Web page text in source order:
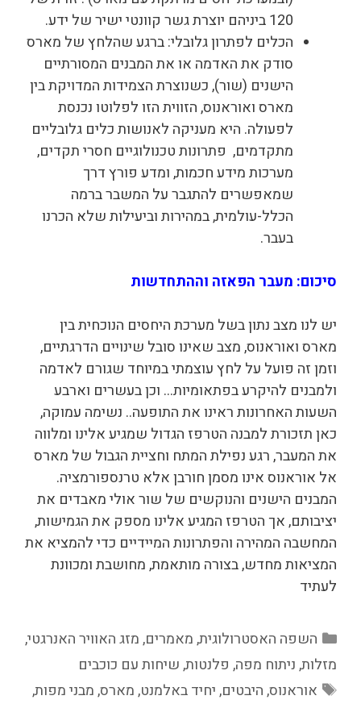
120 ביניהם יוצרת גשר קוונטי ישיר של ידע.
הכלים לפתרון גלובלי: ברגע שהלחץ של מארס
סודק את האדמה או את המבנים המסורתיים
הישנים (שור), כשנוצרת הצמידות המדויקת בין
מארס ואוראנוס, הזווית הזו לפלוטו נכנסת
לפעולה. היא מעניקה לאנושות כלים גלובליים
מתקדמים, פתרונות טכנולוגיים חסרי תקדים,
מערכות מידע חכמות, ומדע פורץ דרך
שמאפשרים להתגבר על המשבר ברמה
הכלל-עולמית, במהירות וביעילות שלא הכרנו
בעבר.
סיכום: מעבר הפאזה וההתחדשות
יש לנו מצב נתון בשל מערכת היחסים הנוכחית בין
מארס ואוראנוס, מצב שאינו סובל שינויים הדרגתיים,
וזמן זה פועל על לחץ עוצמתי במיוחד שגורם לאדמה
ולמבנים להיקרע בפתאומיות… וכן בעשרים וארבע
השעות האחרונות ראינו את התופעה.. נשימה עמוקה,
כאן תזכורת למבנה הטרפז הגדול שמגיע אלינו ומלווה
את המעבר, רגע נפילת המתח וחציית הגבול של מארס
אל אוראנוס אינו מסמן חורבן אלא טרנספורמציה.
המבנים הישנים והנוקשים של שור אולי מאבדים את
יציבותם, אך הטרפז המגיע אלינו מספק את הגמישות,
המחשבה המהירה והפתרונות המיידיים כדי להמציא את
המציאות מחדש, בצורה מותאמת, מחושבת ומכוונת
לעתיד
קטגוריות
השפה האסטרולוגית,מאמרים,מזג האוויר האנרגטי,
מזלות,ניתוח מפה, פלנטות,שיחות עם כוכבים
תגיות
אוראנוס,היבטים,יחיד באלמנט,מארס,מבני מפות,